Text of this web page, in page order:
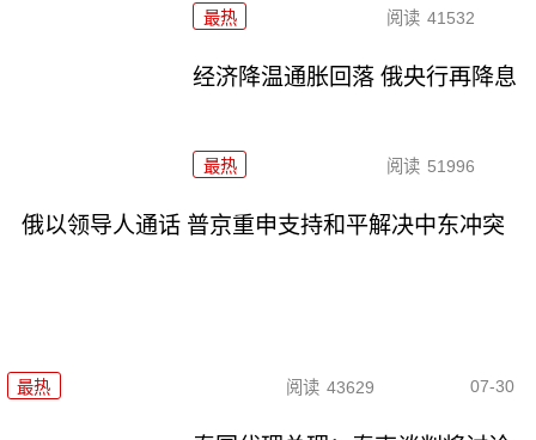
最热 阅读 41532
经济降温通胀回落 俄央行再降息
最热 阅读 51996
俄以领导人通话 普京重申支持和平解决中东冲突
最热 阅读 43629 07-30